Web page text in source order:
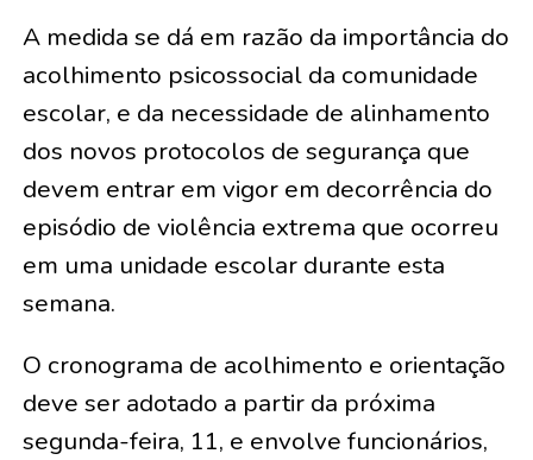
A medida se dá em razão da importância do
acolhimento psicossocial da comunidade
escolar, e da necessidade de alinhamento
dos novos protocolos de segurança que
devem entrar em vigor em decorrência do
episódio de violência extrema que ocorreu
em uma unidade escolar durante esta
semana.
O cronograma de acolhimento e orientação
deve ser adotado a partir da próxima
segunda-feira, 11, e envolve funcionários,